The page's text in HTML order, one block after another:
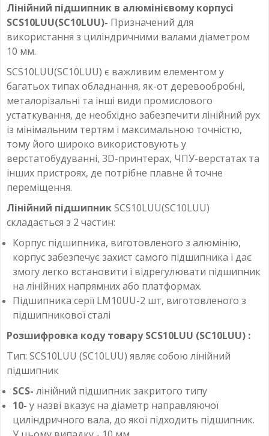
Лінійний підшипник в алюмінієвому корпусі
SCS10LUU(SC10LUU)- Призначений для
використання з циліндричними валами діаметром
10 мм.
SCS10LUU(SC10LUU) є важливим елементом у
багатьох типах обладнання, як-от деревообробні,
металорізальні та інші види промислового
устаткування, де необхідно забезпечити лінійний рух
із мінімальним тертям і максимальною точністю,
тому його широко використовують у
верстатобудуванні, 3D-принтерах, ЧПУ-верстатах та
інших пристроях, де потрібне плавне й точне
переміщення.
Лінійний підшипникSCS10LUU(SC10LUU)
складається з 2 частин:
Корпус підшипника, виготовленого з алюмінію,
корпус забезпечує захист самого підшипника і дає
змогу легко встановити і відрегулювати підшипник
на лінійних напрямних або платформах.
Підшипника серії LM10UU-2 шт, виготовленого з
підшипникової сталі
Розшифровка коду товару SCS10LUU (SC10LUU) :
Тип: SCS10LUU (SC10LUU) являє собою лінійний
підшипник
SCS- лінійний підшипник закритого типу
10- у назві вказує на діаметр направляючої
циліндричного вала, до якої підходить підшипник.